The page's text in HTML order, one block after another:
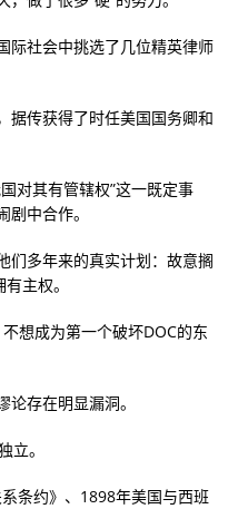
际社会中挑选了几位精英律师
据传获得了时任美国国务卿和
对其有管辖权”这一既定事
中合作。
们多年来的真实计划：故意搁
主权。
想成为第一个破坏DOC的东
存在明显漏洞。
立。
条约》、1898年美国与西班